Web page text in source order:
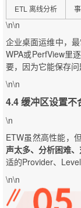
ETL 离线分析
\n\n
企业桌面运维中，
WPA或PerfView里
要，因为它能保存问
\n\n
4.4 缓冲区设置
\n
ETW虽然高性能，
声太多、分析困难
适的Provider、
\n\n